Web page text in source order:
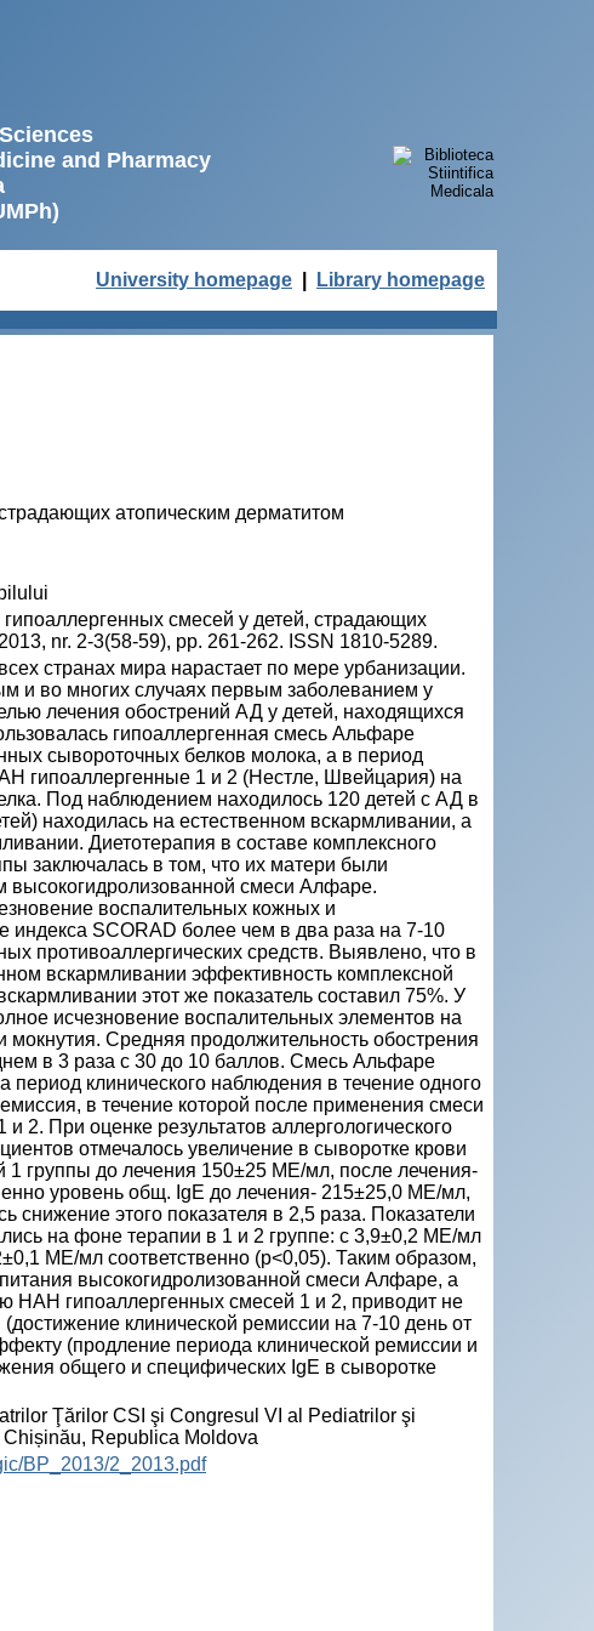
and Pharmacy
University homepage Library homepage
атопическим дерматитом
смесей у детей, страдающих
nr. 2-3(58-59), pp. 261-262. ISSN 1810-5289.
странах мира нарастает по мере урбанизации.
и во многих случаях первым заболеванием у
лечения обострений АД у детей, находящихся
гипоаллергенная смесь Альфаре
сывороточных белков молока, а в период
гипоаллергенные 1 и 2 (Нестле, Швейцария) на
Под наблюдением находилось 120 детей с АД в
находилась на естественном вскармливании, а
Диетотерапия в составе комплексного
заключалась в том, что их матери были
высокогидролизованной смеси Алфаре.
воспалительных кожных и
индекса SCORAD более чем в два раза на 7-10
противоаллергических средств. Выявлено, что в
вскармливании эффективность комплексной
этот же показатель составил 75%. У
исчезновение воспалительных элементов на
Средняя продолжительность обострения
в 3 раза с 30 до 10 баллов. Смесь Альфаре
клинического наблюдения в течение одного
в течение которой после применения смеси
При оценке результатов аллергологического
отмечалось увеличение в сыворотке крови
1 группы до лечения 150±25 МЕ/мл, после лечения-
уровень общ. IgE до лечения- 215±25,0 МЕ/мл,
этого показателя в 2,5 раза. Показатели
на фоне терапии в 1 и 2 группе: с 3,9±0,2 МЕ/мл
МЕ/мл соответственно (р<0,05). Таким образом,
высокогидролизованной смеси Алфаре, а
НАН гипоаллергенных смесей 1 и 2, приводит не
клинической ремиссии на 7-10 день от
(продление периода клинической ремиссии и
общего и специфических IgE в сыворотке
Ţărilor CSI şi Congresul VI al Pediatrilor şi
Republica Moldova
BP_2013/2_2013.pdf